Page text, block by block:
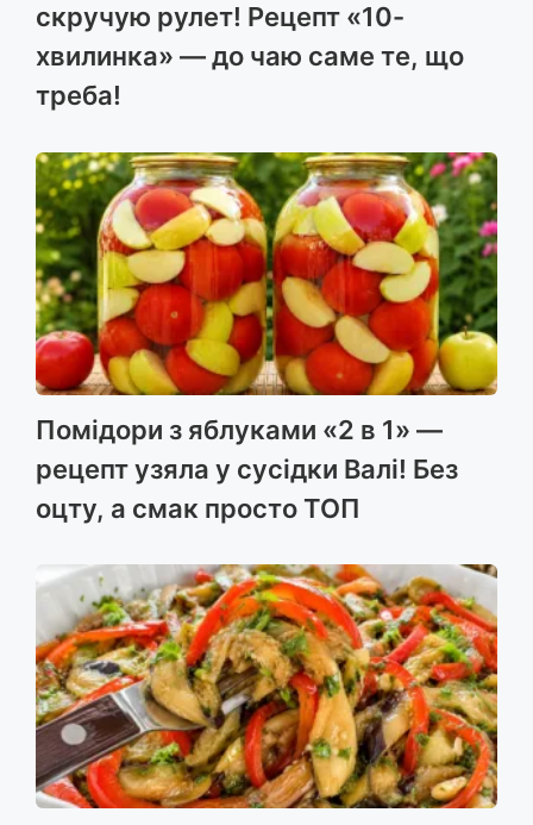
скручую рулет! Рецепт «10-
хвилинка» — до чаю саме те, що
треба!
Помідори з яблуками «2 в 1» —
рецепт узяла у сусідки Валі! Без
оцту, а смак просто ТОП